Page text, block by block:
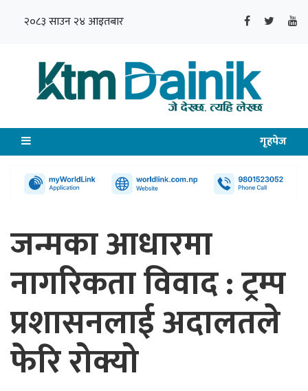
२०८३ साउन २४ आइतबार
गृहपेज
जन्मका आधारमा
नागरिकता विवाद : ट्रम्प
प्रशासनलाई अदालतले
फेरि रोक्यो